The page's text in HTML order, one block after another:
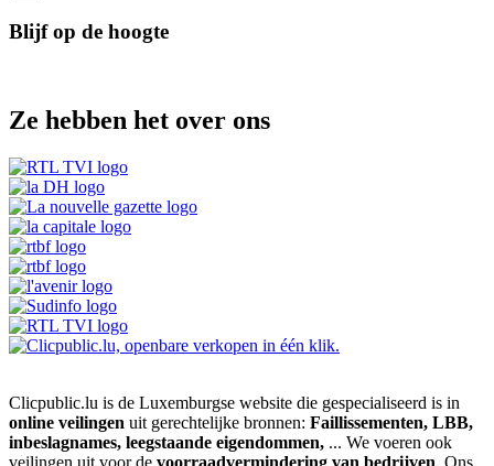
Blijf op de hoogte
Ze hebben het over ons
Clicpublic.lu is de Luxemburgse website die gespecialiseerd is in
online veilingen uit gerechtelijke bronnen: Faillissementen, LBB,
inbeslagnames, leegstaande eigendommen, ... We voeren ook
veilingen uit voor de voorraadvermindering van bedrijven. Ons